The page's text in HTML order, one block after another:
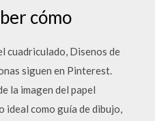
cómo
cuadriculado, Disenos de
siguen en Pinterest.
la imagen del papel
ideal como guía de dibujo,